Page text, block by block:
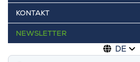
KONTAKT
NEWSLETTER
DE